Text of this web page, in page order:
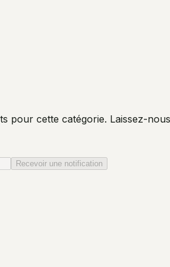
pour cette catégorie. Laissez-
Recevoir une notification